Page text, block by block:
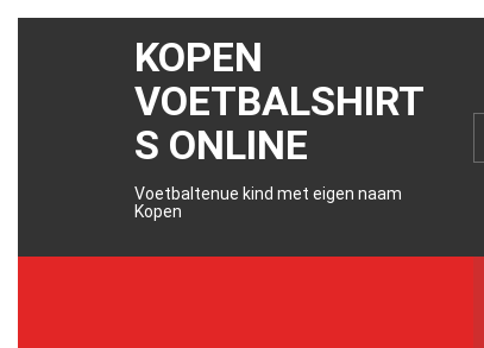
KOPEN
VOETBALSHIRT
S ONLINE
Voetbaltenue kind met eigen naam
Kopen